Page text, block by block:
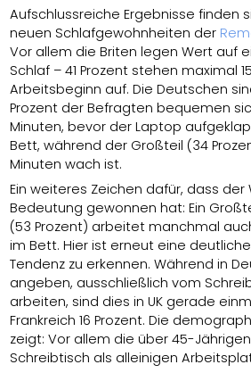
Aufschlussreiche Ergebnisse finden
neuen Schlafgewohnheiten der
Vor allem die Briten legen Wert auf
Schlaf – 41 Prozent stehen maximal
Arbeitsbeginn auf. Die Deutschen
Prozent der Befragten bequemen
Minuten, bevor der Laptop
Bett, während der Großteil (34
Minuten wach ist.
Ein weiteres Zeichen dafür, dass der
Bedeutung gewonnen hat: Ein
(53 Prozent) arbeitet manchmal
im Bett. Hier ist erneut eine
Tendenz zu erkennen. Während in
angeben, ausschließlich vom
arbeiten, sind dies in UK gerade
Frankreich 16 Prozent. Die
zeigt: Vor allem die über 45-
Schreibtisch als alleinigen